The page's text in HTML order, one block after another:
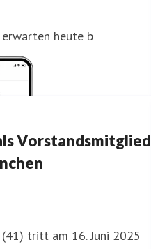
erwarten heute b
Vorstandsmitglied
(41) tritt am 16. Juni 2025